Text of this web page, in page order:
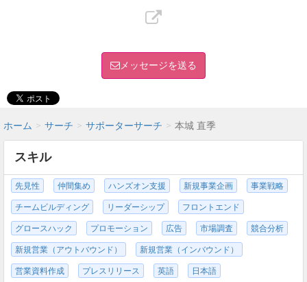
メッセージを送る
ホーム サーチ サポーターサーチ 本城 直季
スキル
先見性 仲間集め ハンズオン支援 新規事業企画 事業戦略
チームビルディング リーダーシップ フロントエンド
グロースハック プロモーション 広告 市場調査 競合分析
新規営業（アウトバウンド） 新規営業（インバウンド）
営業資料作成 プレスリリース 英語 日本語